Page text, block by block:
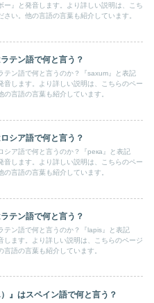
ー』と発音します。より詳しい説明は、こち
さい。他の言語の言葉も紹介しています。
テン語で何と言う？
テン語で何と言うのか？『saxum』と表記
音します。より詳しい説明は、こちらのペー
の言語の言葉も紹介しています。
シア語で何と言う？
シア語で何と言うのか？『река』と表記
音します。より詳しい説明は、こちらのペー
の言語の言葉も紹介しています。
テン語で何と言う？
テン語で何と言うのか？『lapis』と表記
します。より詳しい説明は、こちらのページ
言語の言葉も紹介しています。
）』はスペイン語で何と言う？